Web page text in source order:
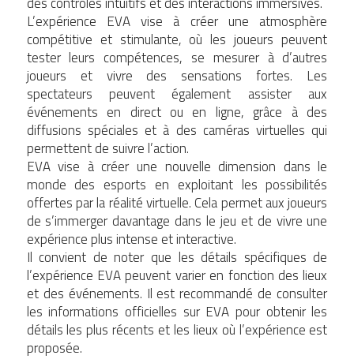
L’expérience EVA vise à créer une atmosphère
compétitive et stimulante, où les joueurs peuvent
tester leurs compétences, se mesurer à d’autres
joueurs et vivre des sensations fortes. Les
spectateurs peuvent également assister aux
événements en direct ou en ligne, grâce à des
diffusions spéciales et à des caméras virtuelles qui
permettent de suivre l’action.
EVA vise à créer une nouvelle dimension dans le
monde des esports en exploitant les possibilités
offertes par la réalité virtuelle. Cela permet aux joueurs
de s’immerger davantage dans le jeu et de vivre une
expérience plus intense et interactive.
Il convient de noter que les détails spécifiques de
l’expérience EVA peuvent varier en fonction des lieux
et des événements. Il est recommandé de consulter
les informations officielles sur EVA pour obtenir les
détails les plus récents et les lieux où l’expérience est
proposée.